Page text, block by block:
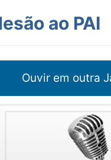
ao PAI
Ouvir em outra